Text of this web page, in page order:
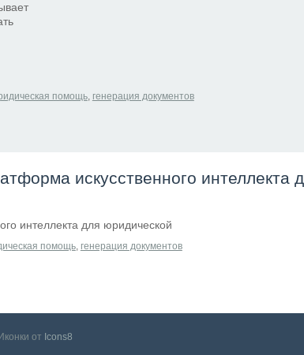
помощь, генерация документов
искусственного интеллекта
интеллекта для юридической
помощь, генерация документов
Иконки от Icons8